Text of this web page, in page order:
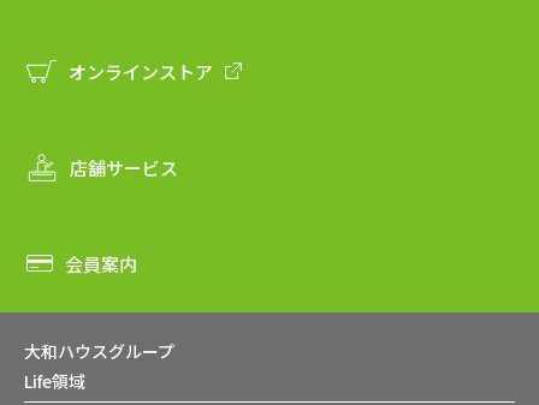
オンラインストア
店舗サービス
会員案内
大和ハウスグループ
Life領域